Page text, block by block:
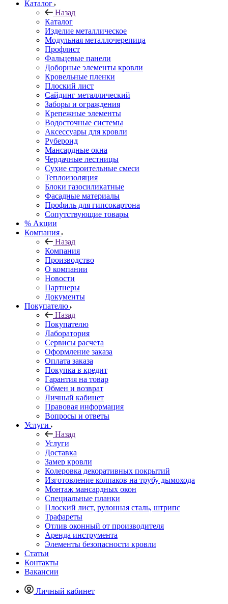
Каталог
Назад
Каталог
Изделие металлическое
Модульная металлочерепица
Профлист
Фальцевые панели
Доборные элементы кровли
Кровельные пленки
Плоский лист
Сайдинг металлический
Заборы и ограждения
Крепежные элементы
Водосточные системы
Аксессуары для кровли
Рубероид
Мансардные окна
Чердачные лестницы
Сухие строительные смеси
Теплоизоляция
Блоки газосиликатные
Фасадные материалы
Профиль для гипсокартона
Сопутствующие товары
% Акции
Компания
Назад
Компания
Производство
О компании
Новости
Партнеры
Документы
Покупателю
Назад
Покупателю
Лаборатория
Сервисы расчета
Оформление заказа
Оплата заказа
Покупка в кредит
Гарантия на товар
Обмен и возврат
Личный кабинет
Правовая информация
Вопросы и ответы
Услуги
Назад
Услуги
Доставка
Замер кровли
Колеровка декоративных покрытий
Изготовление колпаков на трубу дымохода
Монтаж мансардных окон
Специальные планки
Плоский лист, рулонная сталь, штрипс
Трафареты
Отлив оконный от производителя
Аренда инструмента
Элементы безопасности кровли
Статьи
Контакты
Вакансии
Личный кабинет